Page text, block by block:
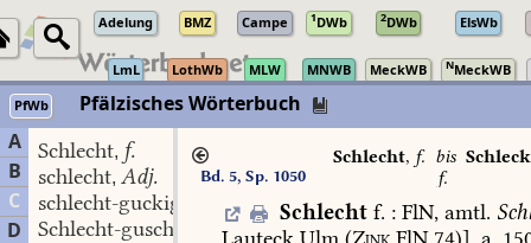
Adelung BMZ Campe 1DWb 2DWb ElsWb
LmL LothWb MLW MNWB MeckWB NMeckWB
PfWb
Pfälzisches Wörterbuch
A
B
C
D
Schlecht, f.
schlecht, Adj.
schlecht-guckig
Adj.
Schlecht-gusche
Bd. 5, Sp. 1050
Schlecht, f.bis
f.
Schlecht f. :FlN,amtl.